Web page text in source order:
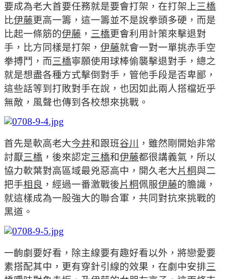
要成為老大首要任務就是要會打架，在打架上三橋
比伊藤更高一籌，這一籌並不是說拳頭多硬，而是
比起一條筋的伊藤 ， 三橋更會利用計策來擊退對
手，比方同樣是打架， 伊藤就會一對一單挑赤手空
拳搏鬥，而三橋寧願使用球棒偷襲擊退對手，總之
就是想盡各種方式擊倒對手，管他手段是否卑鄙，
這些話等到打敗對手在說，也因如此兩人搭檔近乎
無敵，風聲也傳到各校想來挑戰。
首先是軟高老大今井和跟班谷川
，雖然剛開始非常
討厭三橋 ，後來認定三橋和伊藤都很講義氣，所以
協力軟葉對高區域最兇惡高中，開久老大片桐與二
把手相良 ，經過一番激戰後片桐佩服伊藤的膽識，
就這樣成為一股強大的聯合軍，共同對抗來挑戰的
黑道。
一齣劇要好看，除主線要有趣好看以外，將戀愛要
素搭配其中，更有穿針引線的效果，在劇中安排三